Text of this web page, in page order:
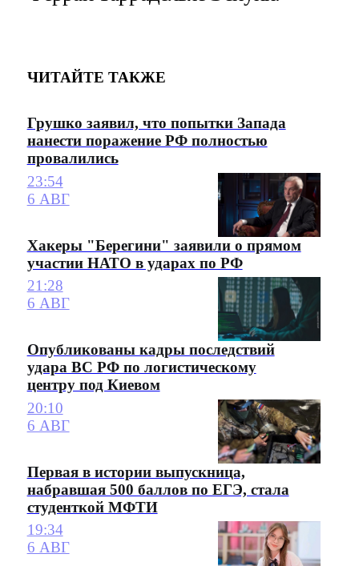
ЧИТАЙТЕ ТАКЖЕ
Грушко заявил, что попытки Запада
нанести поражение РФ полностью
провалились
23:54
6 АВГ
Хакеры "Берегини" заявили о прямом
участии НАТО в ударах по РФ
21:28
6 АВГ
Опубликованы кадры последствий
удара ВС РФ по логистическому
центру под Киевом
20:10
6 АВГ
Первая в истории выпускница,
набравшая 500 баллов по ЕГЭ, стала
студенткой МФТИ
19:34
6 АВГ